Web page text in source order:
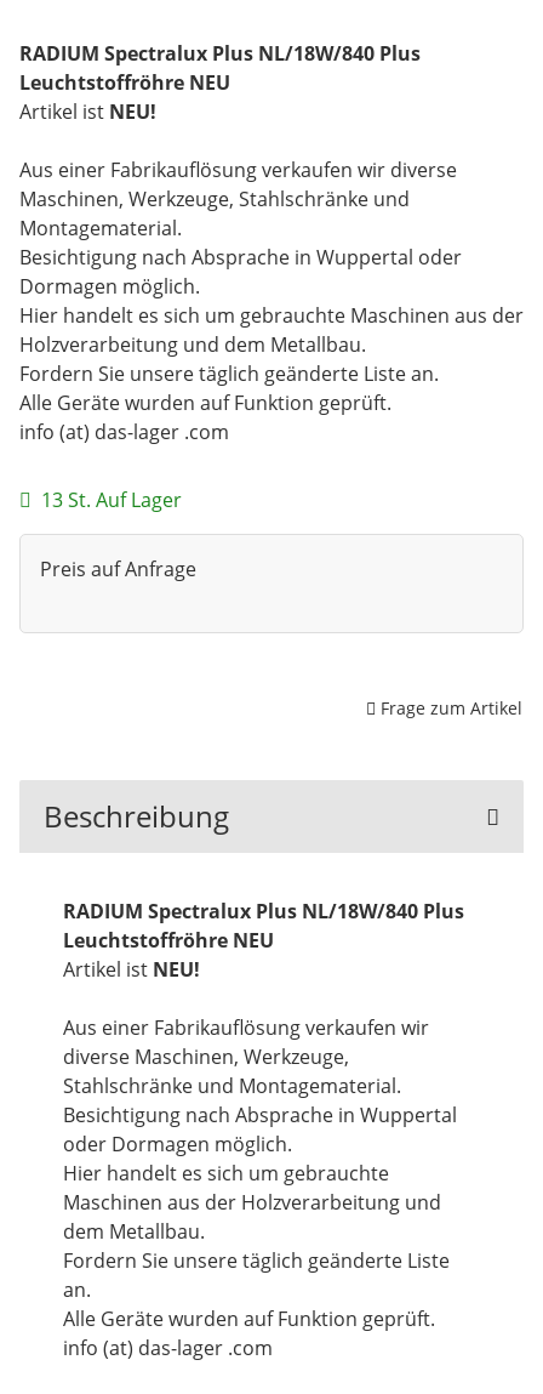
RADIUM Spectralux Plus NL/18W/840 Plus
Leuchtstoffröhre NEU
Artikel ist NEU!
Aus einer Fabrikauflösung verkaufen wir diverse
Maschinen, Werkzeuge, Stahlschränke und
Montagematerial.
Besichtigung nach Absprache in Wuppertal oder
Dormagen möglich.
Hier handelt es sich um gebrauchte Maschinen aus der
Holzverarbeitung und dem Metallbau.
Fordern Sie unsere täglich geänderte Liste an.
Alle Geräte wurden auf Funktion geprüft.
info (at) das-lager .com
13 St. Auf Lager
Preis auf Anfrage
Frage zum Artikel
Beschreibung
RADIUM Spectralux Plus NL/18W/840 Plus
Leuchtstoffröhre NEU
Artikel ist NEU!
Aus einer Fabrikauflösung verkaufen wir
diverse Maschinen, Werkzeuge,
Stahlschränke und Montagematerial.
Besichtigung nach Absprache in Wuppertal
oder Dormagen möglich.
Hier handelt es sich um gebrauchte
Maschinen aus der Holzverarbeitung und
dem Metallbau.
Fordern Sie unsere täglich geänderte Liste
an.
Alle Geräte wurden auf Funktion geprüft.
info (at) das-lager .com